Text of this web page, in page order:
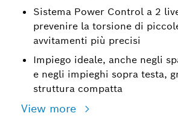
Sistema Power Control a 2
prevenire la torsione di
avvitamenti più precisi
Impiego ideale, anche negli
e negli impieghi sopra testa,
struttura compatta
View more